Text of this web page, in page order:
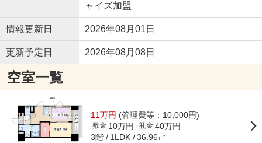
ャイズ加盟
情報更新日 2026年08月01日
更新予定日 2026年08月08日
空室一覧
11万円 (管理費等：10,000円)
敷金 10万円 礼金 40万円
3階 1LDK 36.96㎡